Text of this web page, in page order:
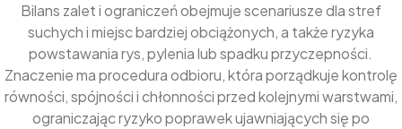
Bilans zalet i ograniczeń obejmuje scenariusze dla stref
suchych i miejsc bardziej obciążonych, a także ryzyka
powstawania rys, pylenia lub spadku przyczepności.
Znaczenie ma procedura odbioru, która porządkuje kontrolę
równości, spójności i chłonności przed kolejnymi warstwami,
ograniczając ryzyko poprawek ujawniających się po